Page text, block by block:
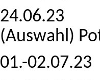
24.06.23 2.
(Auswahl)
01.-